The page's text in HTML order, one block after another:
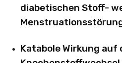
diabetischen Stoff-
Katabole Wirkung auf